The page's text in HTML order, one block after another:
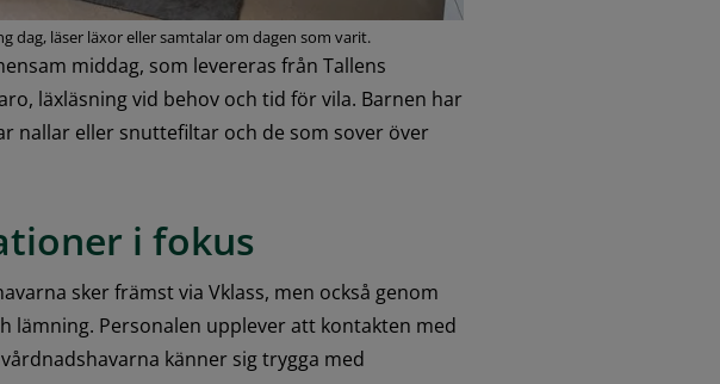
dag, läser läxor eller samtalar om dagen som varit.
middag, som levereras från Tallens
läxläsning vid behov och tid för vila. Barnen har
nallar eller snuttefiltar och de som sover över
i fokus
sker främst via Vklass, men också genom
lämning. Personalen upplever att kontakten med
känner sig trygga med